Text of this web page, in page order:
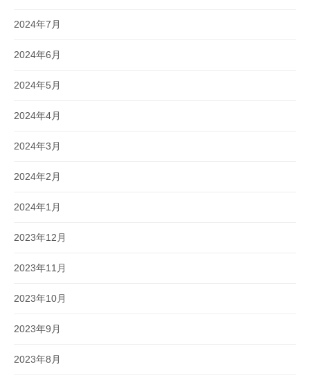
2024年7月
2024年6月
2024年5月
2024年4月
2024年3月
2024年2月
2024年1月
2023年12月
2023年11月
2023年10月
2023年9月
2023年8月